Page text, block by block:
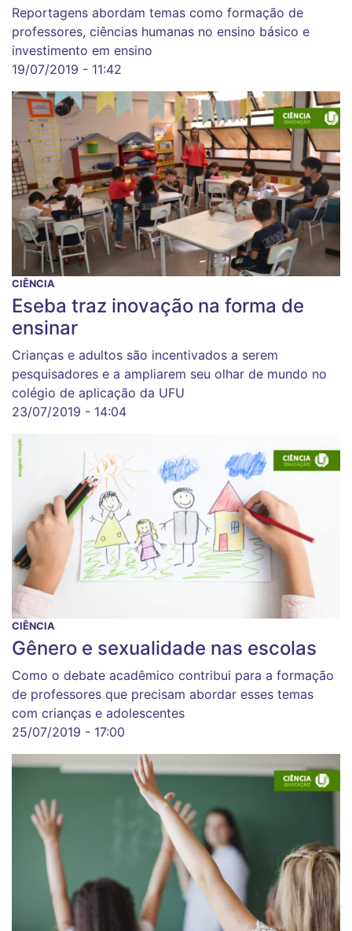
Reportagens abordam temas como formação de
professores, ciências humanas no ensino básico e
investimento em ensino
19/07/2019 - 11:42
CIÊNCIA
Eseba traz inovação na forma de
ensinar
Crianças e adultos são incentivados a serem
pesquisadores e a ampliarem seu olhar de mundo no
colégio de aplicação da UFU
23/07/2019 - 14:04
CIÊNCIA
Gênero e sexualidade nas escolas
Como o debate acadêmico contribui para a formação
de professores que precisam abordar esses temas
com crianças e adolescentes
25/07/2019 - 17:00